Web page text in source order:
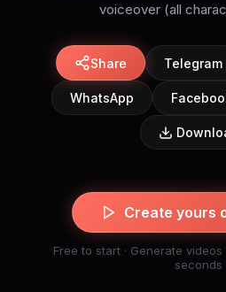
voiceover (all
Share Telegram
WhatsApp
Create yours
Free to start · Generate
seconds